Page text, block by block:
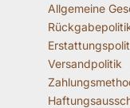
Allgemeine
Versandpolitik